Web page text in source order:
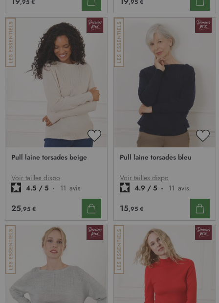
,95 € ,95 €
D’ENVIE
Pull laine torsades beige
Voir tailles dispo
4.5 / 5 - 11 avis
25,95 €
Pull laine torsades bleu
Voir tailles dispo
4.9 / 5 - 11 avis
15,95 €